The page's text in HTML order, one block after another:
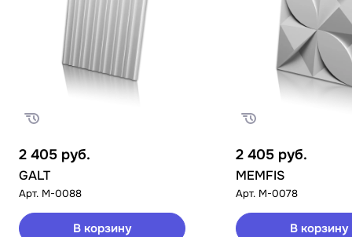
2 405 руб.
GALT
Арт. M-0088
В корзину
2 405 руб.
MEMFIS
Арт. M-0078
В корзину